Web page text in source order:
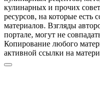
кулинарных и прочих
ресурсов, на которые есть
материалов. Взгляды
портале, могут не
Копирование любого
активной ссылки на